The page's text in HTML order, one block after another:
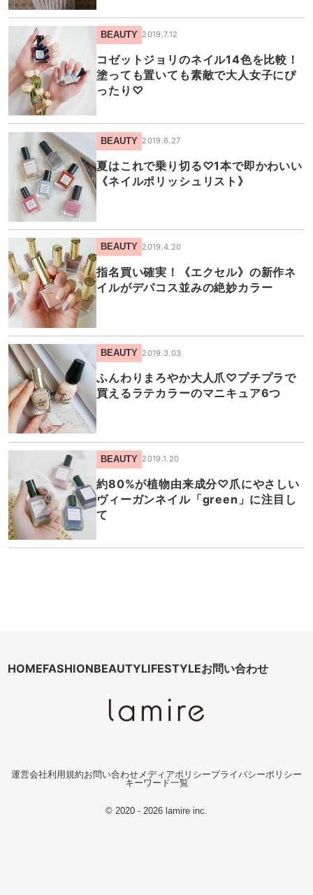
BEAUTY 2019.7.12
コゼットジョリのネイル14色を比較！
塗っても置いても素敵で大人女子にぴ
ったり♡
BEAUTY 2019.6.27
夏はこれで乗り切る♡1本で即かわいい
《ネイルポリッシュリスト》
BEAUTY 2019.4.20
指名買い確実！《エクセル》の新作ネ
イルがデパコス並みの絶妙カラー
BEAUTY 2019.3.03
ふんわりまろやか大人爪♡プチプラで
買えるラテカラーのマニキュア6つ
BEAUTY 2019.1.20
約80%が植物由来成分♡爪にやさしい
ヴィーガンネイル「green」に注目し
て
HOMEFASHIONBEAUTYLIFESTYLEお問い合わせ
運営会社利用規約お問い合わせ メディアポリシープライバシーポリシー
キーワード一覧
© 2020 - 2026 lamire inc.